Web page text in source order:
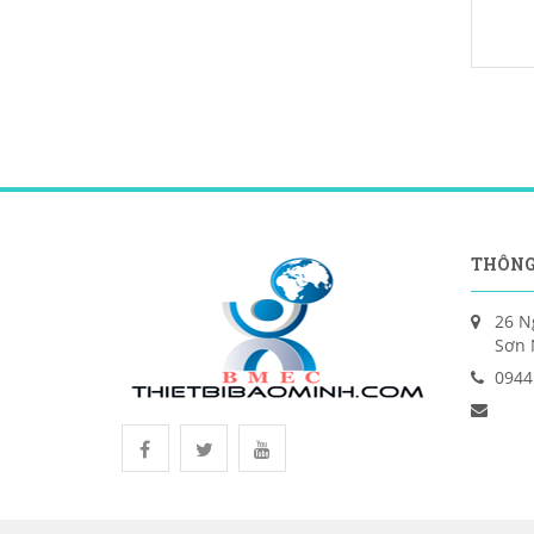
26
Sơn